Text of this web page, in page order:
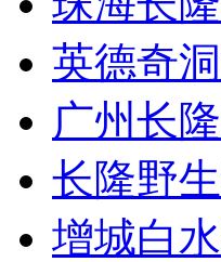
英德奇
广州长
长隆野
增城白